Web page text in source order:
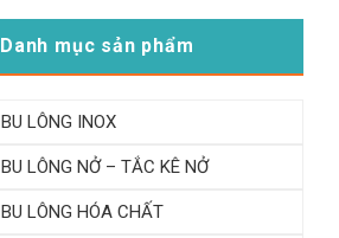
Danh mục sản phẩm
BU LÔNG INOX
BU LÔNG NỞ – TẮC KÊ NỞ
BU LÔNG HÓA CHẤT